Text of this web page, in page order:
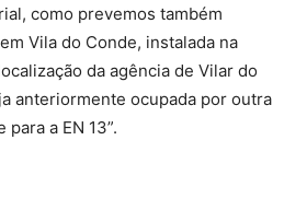
como prevemos também
Vila do Conde, instalada na
da agência de Vilar do
anteriormente ocupada por outra
a EN 13”.